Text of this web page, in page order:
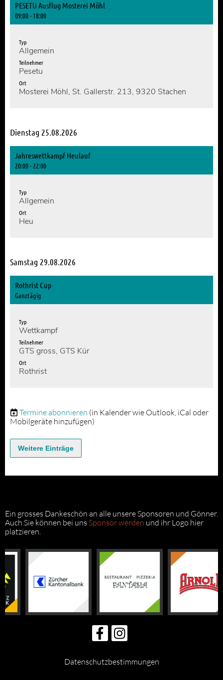
PESETU Ausflug Mosterei Möhl
09:00 - 18:00
Typ
Allgemein
Teilnehmer
Pesetu
Ort
Mosterei Möhl, St. Gallerstr. 213, 9320 Stachen
Dienstag 25.08.2026
Jahreswettkampf Heulauf
20:00 - 22:00
Typ
Allgemein
Ort
Heu
Samstag 29.08.2026
Rothrist Cup
Ganztägig
Typ
Wettkampf
Teilnehmer
GTS gross, GTS Kür
Ort
Rothrist
Termine abonnieren (in Kalender wie Outlook, iCal oder
Mobilgeräte hinzufügen)
Weitere Einträge
Ein grosses Dankeschön an alle unsere Sponsoren und Gönner.
Auch Sie können bei uns Sponsor werden und ihr Logo hier
platzieren.
Datenschutzbestimmungen